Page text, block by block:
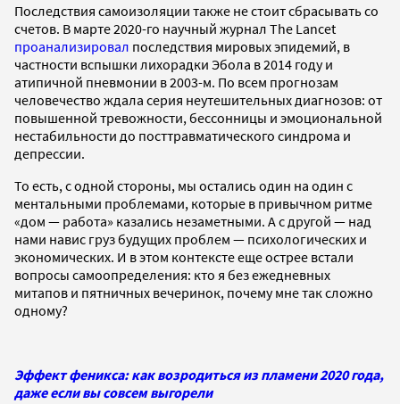
Последствия самоизоляции также не стоит сбрасывать со
счетов. В марте 2020-го научный журнал The Lancet
проанализировал последствия мировых эпидемий, в
частности вспышки лихорадки Эбола в 2014 году и
атипичной пневмонии в 2003-м. По всем прогнозам
человечество ждала серия неутешительных диагнозов: от
повышенной тревожности, бессонницы и эмоциональной
нестабильности до посттравматического синдрома и
депрессии.
То есть, с одной стороны, мы остались один на один с
ментальными проблемами, которые в привычном ритме
«дом — работа» казались незаметными. А с другой — над
нами навис груз будущих проблем — психологических и
экономических. И в этом контексте еще острее встали
вопросы самоопределения: кто я без ежедневных
митапов и пятничных вечеринок, почему мне так сложно
одному?
Эффект феникса: как возродиться из пламени 2020 года,
даже если вы совсем выгорели